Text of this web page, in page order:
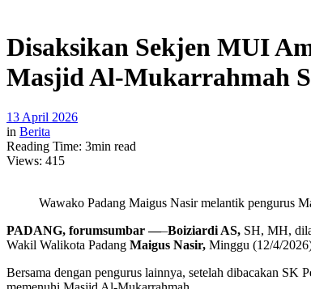
Disaksikan Sekjen MUI
Masjid Al-Mukarrahmah
13 April 2026
in Berita
Reading Time: 3min read
Views: 415
Wawako Padang Maigus Nasir melantik pengurus
PADANG, forumsumbar —–Boiziardi AS, SH, MH,
Wakil Walikota Padang Maigus Nasir, Minggu (12/4/
Bersama dengan pengurus lainnya, setelah dibacakan